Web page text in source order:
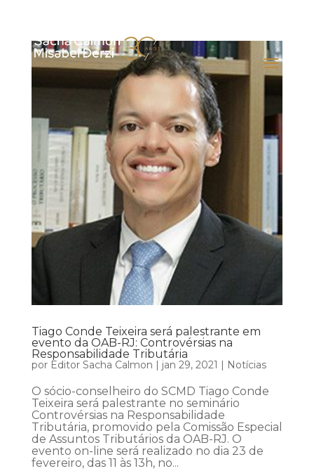
Tiago Conde Teixeira será palestrante em
evento da OAB-RJ: Controvérsias na
Responsabilidade Tributária
por Editor Sacha Calmon | jan 29, 2021 | Notícias
O sócio-conselheiro do SCMD Tiago Conde
Teixeira será palestrante no seminário
Controvérsias na Responsabilidade
Tributária, promovido pela Comissão Especial
de Assuntos Tributários da OAB-RJ. O
evento on-line será realizado no dia 23 de
fevereiro, das 11 às 13h, no...